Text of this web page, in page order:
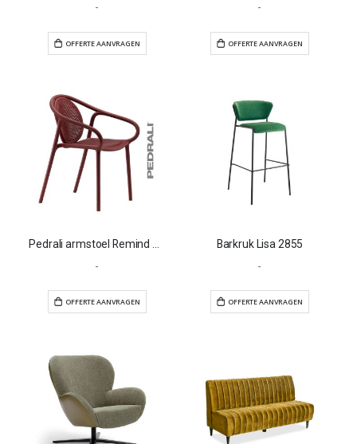
-
OFFERTE AANVRAGEN
-
OFFERTE
-
Barkruk Lisa 2855
-